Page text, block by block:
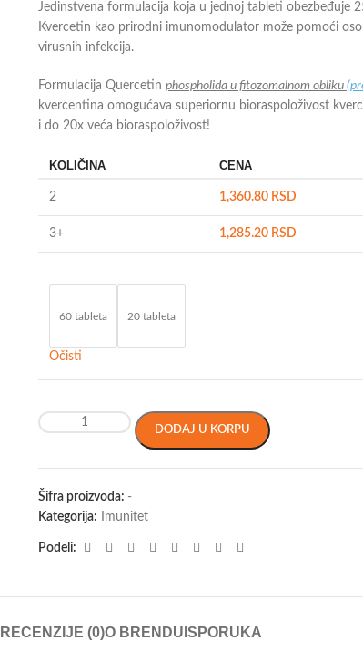
Jedinstvena formulacija koja u jednoj tableti obezbeđuje
Kvercetin kao prirodni imunomodulator može pomoći
virusnih infekcija.
Formulacija Quercetin phospholida u fitozomalnom obliku
kvercentina omogućava superiornu bioraspoloživost
i do 20x veća bioraspoloživost!
KOLIČINA CENA
2 1,360.80 RSD
3+ 1,285.20 RSD
60 tableta 20 tableta
Očisti
DODAJ U KORPU
Šifra proizvoda: -
Kategorija:
Imunitet
Podeli:
RECENZIJE (0)O BRENDU ISPORUKA